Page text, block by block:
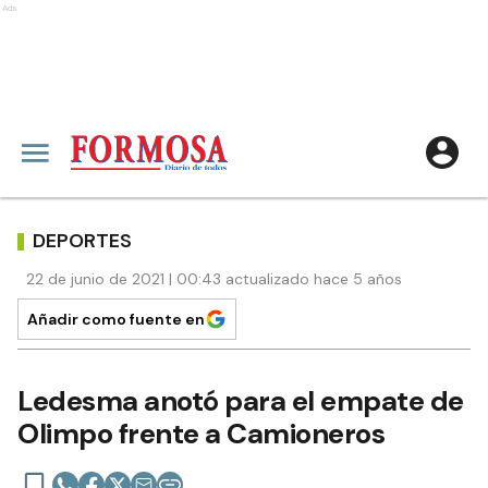
Ads
DEPORTES
22 de junio de 2021 | 00:43 actualizado hace 5 años
Añadir como fuente en
Ledesma anotó para el empate de
Olimpo frente a Camioneros